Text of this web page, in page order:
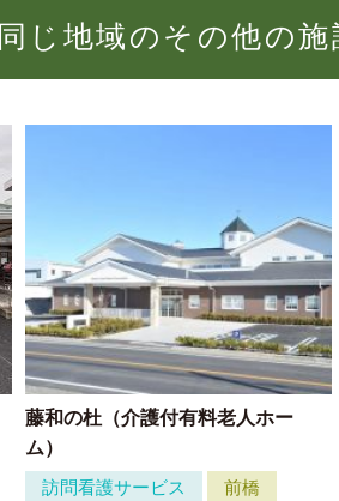
同じ地域のその他の施
藤和の杜（介護付有料老人ホー
ム）
訪問看護サービス
前橋